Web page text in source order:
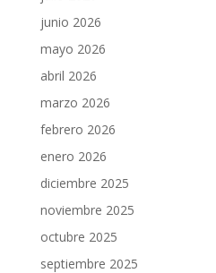
junio 2026
mayo 2026
abril 2026
marzo 2026
febrero 2026
enero 2026
diciembre 2025
noviembre 2025
octubre 2025
septiembre 2025